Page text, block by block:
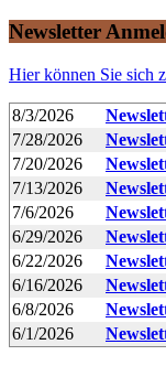
Newsletter
Hier können Sie sich
8/3/2026
7/28/2026
7/20/2026
7/13/2026
7/6/2026
6/29/2026
6/22/2026
6/16/2026
6/8/2026
6/1/2026